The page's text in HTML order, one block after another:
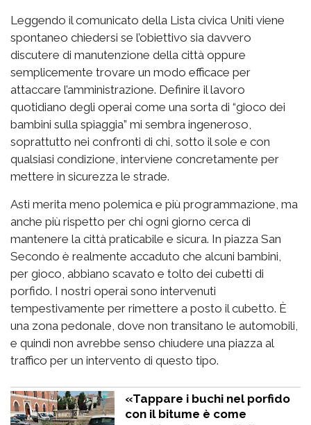
Leggendo il comunicato della Lista civica Uniti viene
spontaneo chiedersi se l’obiettivo sia davvero
discutere di manutenzione della città oppure
semplicemente trovare un modo efficace per
attaccare l’amministrazione. Definire il lavoro
quotidiano degli operai come una sorta di “gioco dei
bambini sulla spiaggia” mi sembra ingeneroso,
soprattutto nei confronti di chi, sotto il sole e con
qualsiasi condizione, interviene concretamente per
mettere in sicurezza le strade.
Asti merita meno polemica e più programmazione, ma
anche più rispetto per chi ogni giorno cerca di
mantenere la città praticabile e sicura. In piazza San
Secondo è realmente accaduto che alcuni bambini,
per gioco, abbiano scavato e tolto dei cubetti di
porfido. I nostri operai sono intervenuti
tempestivamente per rimettere a posto il cubetto. È
una zona pedonale, dove non transitano le automobili,
e quindi non avrebbe senso chiudere una piazza al
traffico per un intervento di questo tipo.
«Tappare i buchi nel porfido
con il bitume è come